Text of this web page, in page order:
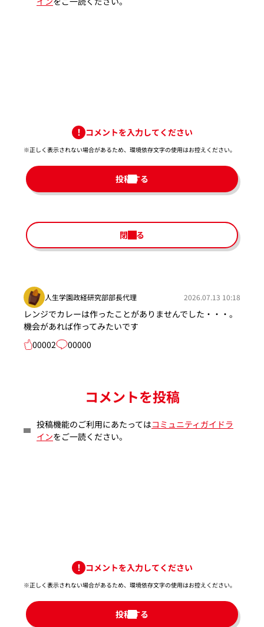
コメントを入力してください
※正しく表示されない場合があるため、環境依存文字の使用はお控えください。​
投稿する
閉じる
人生学園政経研究部部長代理 2026.07.13 10:18
レンジでカレーは作ったことがありませんでした・・・。
機会があれば作ってみたいです
00002
00000
コメントを投稿
投稿機能のご利用にあたってはコミュニティガイドラ
インをご一読ください。
コメントを入力してください
※正しく表示されない場合があるため、環境依存文字の使用はお控えください。​
投稿する